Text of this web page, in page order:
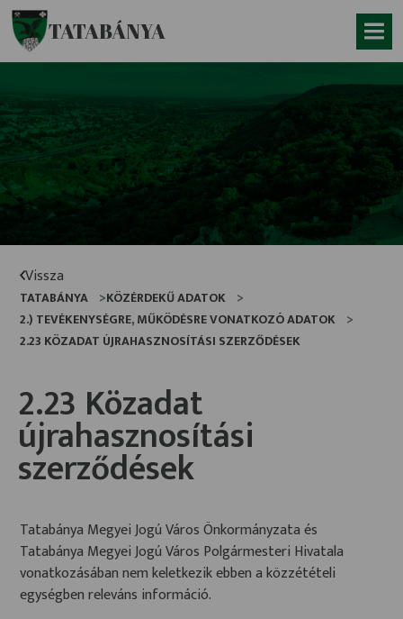
Ugrás a fő tartalomhoz
TATABÁNYA
Vissza
TATABÁNYA
KÖZÉRDEKŰ ADATOK
2.) TEVÉKENYSÉGRE, MŰKÖDÉSRE VONATKOZÓ ADATOK
2.23 KÖZADAT ÚJRAHASZNOSÍTÁSI SZERZŐDÉSEK
2.23 Közadat
újrahasznosítási
szerződések
Tatabánya Megyei Jogú Város Önkormányzata és
Tatabánya Megyei Jogú Város Polgármesteri Hivatala
vonatkozásában nem keletkezik ebben a közzétételi
egységben releváns információ.